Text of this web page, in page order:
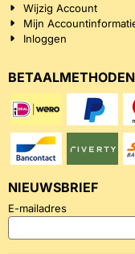
Wijzig Account
Mijn
Inloggen
BETAALMETHODEN
NIEUWSBRIEF
E-mailadresVul je e-